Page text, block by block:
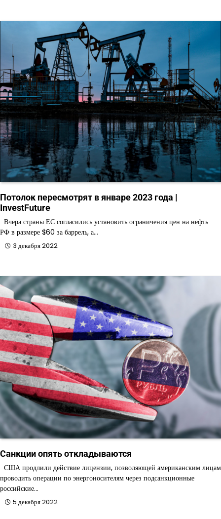
Потолок пересмотрят в январе 2023 года |
InvestFuture
Вчера страны ЕС согласились установить ограничения цен на нефть
РФ в размере $60 за баррель, а…
3 декабря 2022
Санкции опять откладываются
США продлили действие лицензии, позволяющей американским лицам
проводить операции по энергоносителям через подсанкционные
российские…
5 декабря 2022